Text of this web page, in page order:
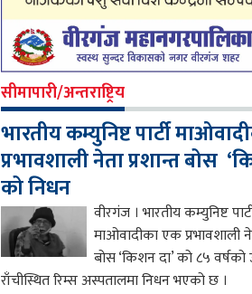
सीमापारी/अन्तराष्ट्रिय
भारतीय कम्युनिष्ट पार्टी
प्रभावशाली नेता प्रशान्त बोस
को निधन
वीरगंज । भारतीय कम्युनिष्ट
माओवादीका एक प्रभावशाली
बोस ‘किशन दा’ को ८५ वर्षको
राँचीस्थित रिम्स अस्पतालमा निधन भएको छ ।